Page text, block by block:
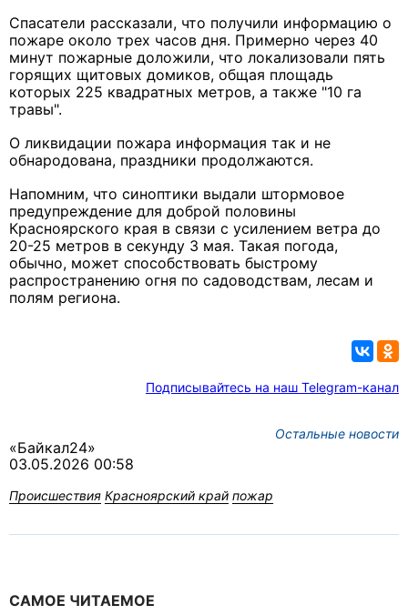
Спасатели рассказали, что получили информацию о
пожаре около трех часов дня. Примерно через 40
минут пожарные доложили, что локализовали пять
горящих щитовых домиков, общая площадь
которых 225 квадратных метров, а также "10 га
травы".
О ликвидации пожара информация так и не
обнародована, праздники продолжаются.
Напомним, что синоптики выдали штормовое
предупреждение для доброй половины
Красноярского края в связи с усилением ветра до
20-25 метров в секунду 3 мая. Такая погода,
обычно, может способствовать быстрому
распространению огня по садоводствам, лесам и
полям региона.
Подписывайтесь на наш Telegram-канал
Остальные новости
«Байкал24»
03.05.2026 00:58
Происшествия Красноярский край пожар
САМОЕ ЧИТАЕМОЕ